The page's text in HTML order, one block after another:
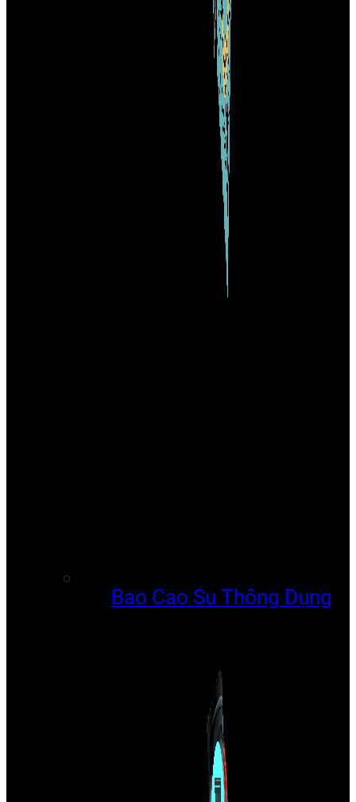
Bao Cao Su Thông Dụng